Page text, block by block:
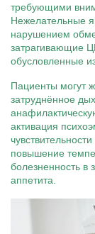
требующими
Нежелательные
нарушением
затрагивающие
обусловленные
Пациенты могут
затруднённое
активация
повышение
болезненность в
аппетита.